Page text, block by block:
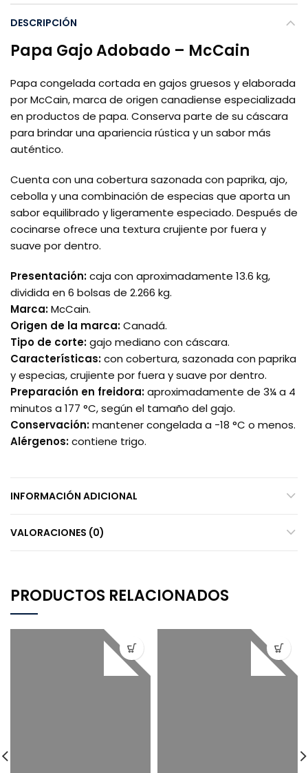
DESCRIPCIÓN
Papa Gajo Adobado – McCain
Papa congelada cortada en gajos gruesos y elaborada
por McCain, marca de origen canadiense especializada
en productos de papa. Conserva parte de su cáscara
para brindar una apariencia rústica y un sabor más
auténtico.
Cuenta con una cobertura sazonada con paprika, ajo,
cebolla y una combinación de especias que aporta un
sabor equilibrado y ligeramente especiado. Después de
cocinarse ofrece una textura crujiente por fuera y
suave por dentro.
Presentación:caja con aproximadamente 13.6 kg,
dividida en 6 bolsas de 2.266 kg.
Marca:McCain.
Origen de la marca:Canadá.
Tipo de corte:gajo mediano con cáscara.
Características:con cobertura, sazonada con paprika
y especias, crujiente por fuera y suave por dentro.
Preparación en freidora:aproximadamente de 3¼ a 4
minutos a 177 °C, según el tamaño del gajo.
Conservación:mantener congelada a −18 °C o menos.
Alérgenos:contiene trigo.
INFORMACIÓN ADICIONAL
VALORACIONES (0)
PRODUCTOS RELACIONADOS